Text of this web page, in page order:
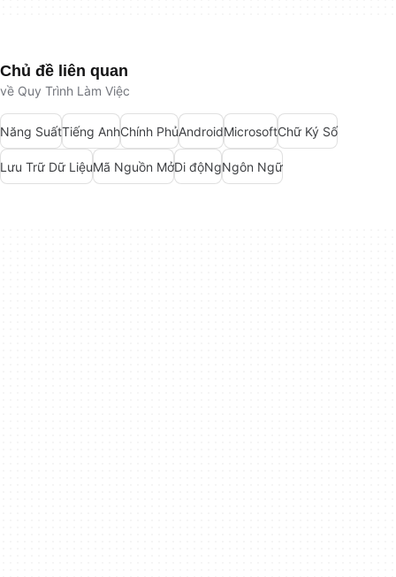
Chủ đề liên quan
về Quy Trình Làm Việc
Năng SuấtTiếng AnhChính PhủAndroidMicrosoftChữ Ký Số
Lưu Trữ Dữ LiệuMã Nguồn MởDi độNgNgôn Ngữ